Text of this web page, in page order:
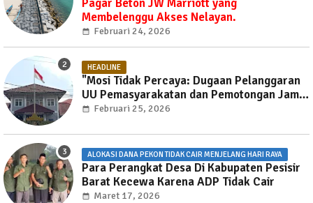
Pagar Beton JW Marriott yang
Membelenggu Akses Nelayan.
Februari 24, 2026
HEADLINE
"Mosi Tidak Percaya: Dugaan Pelanggaran
UU Pemasyarakatan dan Pemotongan Jam
Layanan Publik di Rutan Way Huwi."
Februari 25, 2026
ALOKASI DANA PEKON TIDAK CAIR MENJELANG HARI RAYA
Para Perangkat Desa Di Kabupaten Pesisir
Barat Kecewa Karena ADP Tidak Cair
Maret 17, 2026